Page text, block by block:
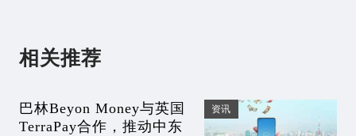
相关推荐
巴林Beyon Money与英国
TerraPay合作，推动中东
资讯